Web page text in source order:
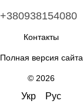
+380938154080
Контакты
Полная версия сайта
© 2026
Укр Рус